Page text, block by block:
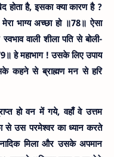
होता है, इसका क्या कारण है ?
भाग्य अच्छा हो ॥78॥ ऐसा
वाली शीला पति से बोली-
हे महाभाग ! उसके लिए उपाय
कहने से ब्राह्मण मन से हरि
हो वन में गये, वहाँ वे उत्तम
से उस परमेश्वर का ध्यान करते
मिला और उसके अपमान